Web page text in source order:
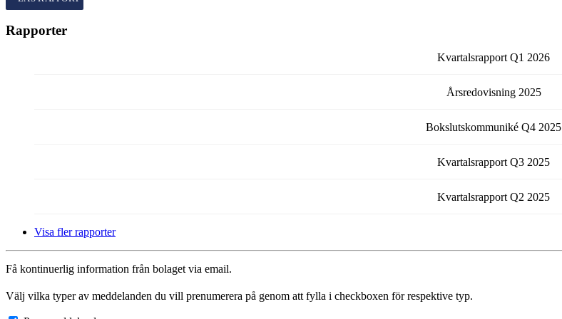
Kvartalsrapport
Rapporter
Kvartalsrapport Q1 2026
Årsredovisning 2025
Bokslutskommuniké Q4 2025
Kvartalsrapport Q3 2025
Kvartalsrapport Q2 2025
Visa fler rapporter
Få kontinuerlig information från bolaget via email.
Välj vilka typer av meddelanden du vill prenumerera på genom att fylla i checkboxen för respektive typ.